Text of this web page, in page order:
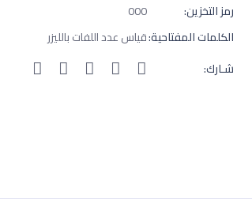
رمز التخزين:
000
الكلمات المفتاحية:قياس عدد اللفات بالليزر
شـارك: